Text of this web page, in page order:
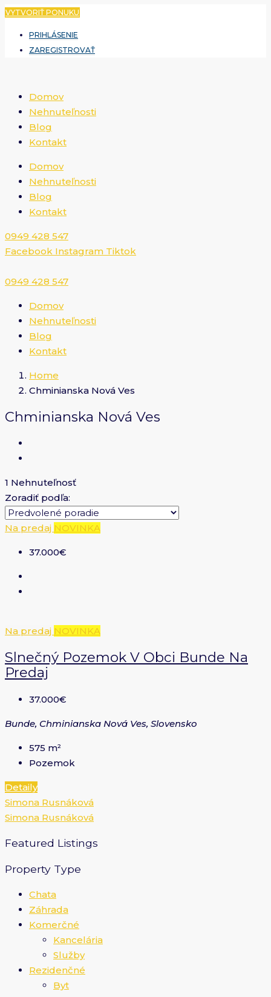
VYTVORIŤ PONUKU
PRIHLÁSENIE
ZAREGISTROVAŤ
Domov
Nehnuteľnosti
Blog
Kontakt
Domov
Nehnuteľnosti
Blog
Kontakt
0949 428 547​
Facebook Instagram Tiktok
0949 428 547​
Domov
Nehnuteľnosti
Blog
Kontakt
Home
Chminianska Nová Ves
Chminianska Nová Ves
1 Nehnuteľnosť
Zoradiť podľa:
Na predaj NOVINKA
37.000€
Na predaj NOVINKA
Slnečný Pozemok V Obci Bunde Na
Predaj
37.000€
Bunde, Chminianska Nová Ves, Slovensko
575 m²
Pozemok
Detaily
Simona Rusnáková
Simona Rusnáková
Featured Listings
Property Type
Chata
Záhrada
Komerčné
Kancelária
Služby
Rezidenčné
Byt